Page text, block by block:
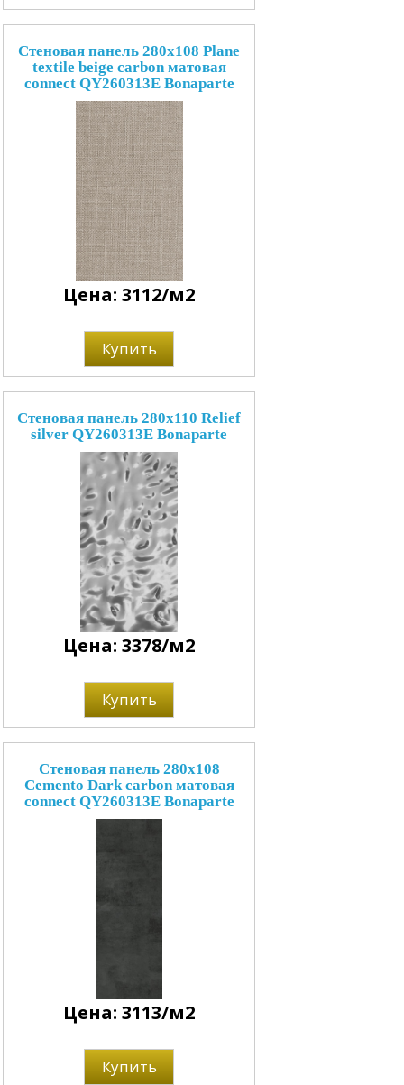
Стеновая панель 280x108 Plane
textile beige carbon матовая
connect QY260313E Bonaparte
Цена: 3112/м2
Купить
Стеновая панель 280x110 Relief
silver QY260313E Bonaparte
Цена: 3378/м2
Купить
Стеновая панель 280x108
Cemento Dark carbon матовая
connect QY260313E Bonaparte
Цена: 3113/м2
Купить